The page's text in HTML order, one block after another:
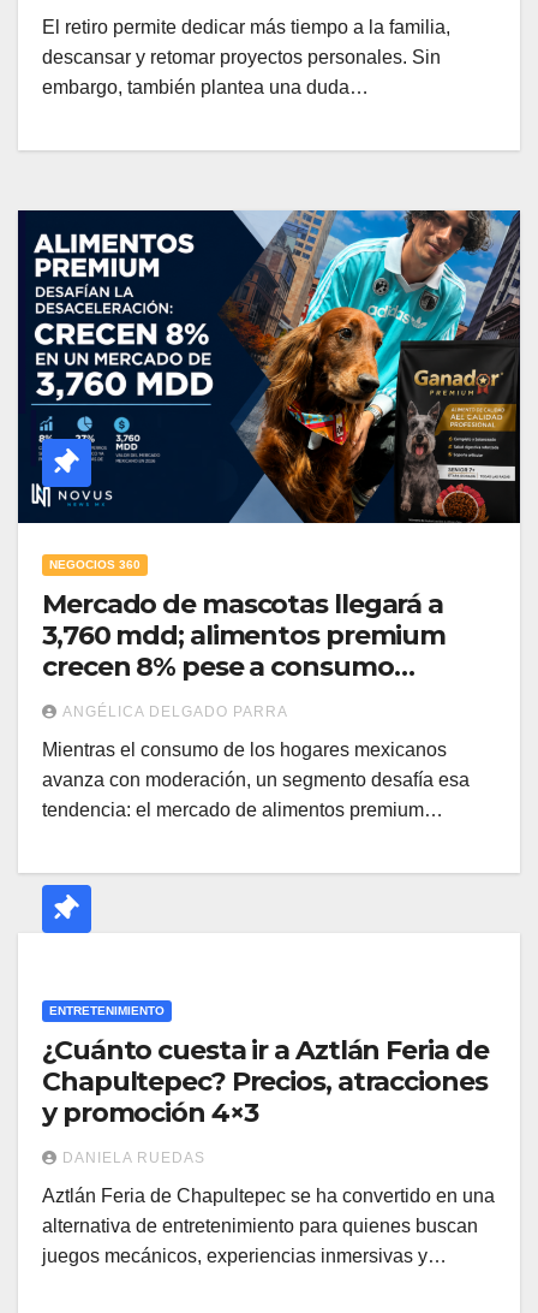
El retiro permite dedicar más tiempo a la familia,
descansar y retomar proyectos personales. Sin
embargo, también plantea una duda…
NEGOCIOS 360
Mercado de mascotas llegará a
3,760 mdd; alimentos premium
crecen 8% pese a consumo
moderado
ANGÉLICA DELGADO PARRA
Mientras el consumo de los hogares mexicanos
avanza con moderación, un segmento desafía esa
tendencia: el mercado de alimentos premium…
ENTRETENIMIENTO
¿Cuánto cuesta ir a Aztlán Feria de
Chapultepec? Precios, atracciones
y promoción 4×3
DANIELA RUEDAS
Aztlán Feria de Chapultepec se ha convertido en una
alternativa de entretenimiento para quienes buscan
juegos mecánicos, experiencias inmersivas y…